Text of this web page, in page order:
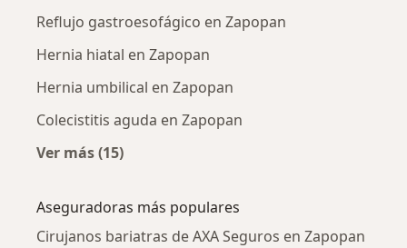
Reflujo gastroesofágico en Zapopan
Hernia hiatal en Zapopan
Hernia umbilical en Zapopan
Colecistitis aguda en Zapopan
Ver más (15)
Aseguradoras más populares
Cirujanos bariatras de AXA Seguros en Zapopan